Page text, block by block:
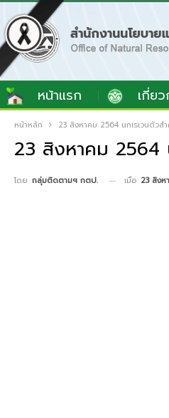
หน้าแรก เกี่ยว
หน้าหลัก 23 สิงหาคม 2564 นกเรเวนตัว
23 สิงหาคม 2564
โดย กลุ่มติดตามฯ กตป. เมื่อ 23 สิงห